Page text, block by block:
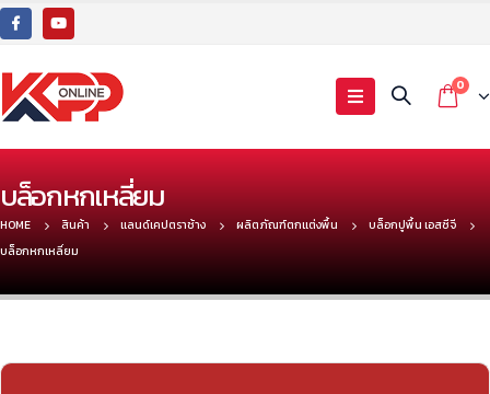
0
บล็อกหกเหลี่ยม
HOME สินค้า แลนด์เคปตราช้าง ผลิตภัณฑ์ตกแต่งพื้น
บล็อกปูพื้น เอสซีจี
บล็อกหกเหลี่ยม